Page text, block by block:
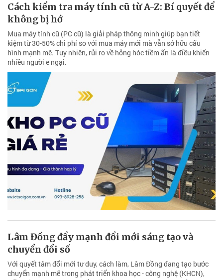
Cách kiểm tra máy tính cũ từ A-Z: Bí quyết để
không bị hớ
Mua máy tính cũ (PC cũ) là giải pháp thông minh giúp bạn tiết
kiệm từ 30-50% chi phí so với mua máy mới mà vẫn sở hữu cấu
hình mạnh mẽ. Tuy nhiên, rủi ro về hỏng hóc tiềm ẩn là điều khiến
nhiều người e ngại.
Lâm Đồng đẩy mạnh đổi mới sáng tạo và
chuyển đổi số
Với quyết tâm đổi mới tư duy, cách làm, Lâm Đồng đang tạo bước
chuyển mạnh mẽ trong phát triển khoa học - công nghệ (KHCN),